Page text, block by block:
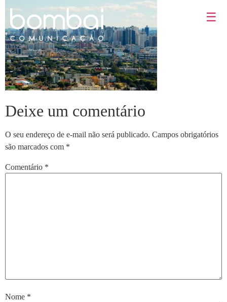
☰
Deixe um comentário
O seu endereço de e-mail não será publicado. Campos obrigatórios
são marcados com *
Comentário *
Nome *